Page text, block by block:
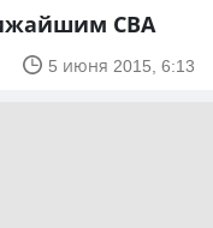
СВА
5 июня 2015, 6:13